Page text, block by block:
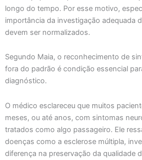
longo do tempo. Por esse motivo,
importância da investigação adequada
devem ser normalizados.
Segundo Maia, o reconhecimento de
fora do padrão é condição essencial
diagnóstico.
O médico esclareceu que muitos
meses, ou até anos, com sintomas
tratados como algo passageiro. Ele
doenças como a esclerose múltipla,
diferença na preservação da qualidade